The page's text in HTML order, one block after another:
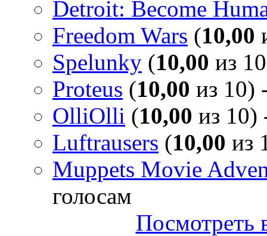
Detroit: Become
Freedom Wars (10,00
Spelunky (10,00 из
Proteus (10,00 из 10)
OlliOlli (10,00 из 10)
Luftrausers (10,00 из
Muppets Movie
голосам
Посмотреть